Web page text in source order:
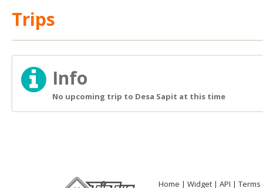
Trips
Info
No upcoming trip to Desa Sapit at this time
Home Widget API Terms